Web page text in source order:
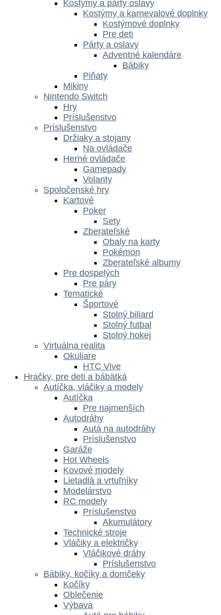
Kostýmy a párty oslavy
Kostýmy a karnevalové doplnky
Kostýmové doplnky
Pre deti
Párty a oslavy
Adventné kalendáre
Bábiky
Piňaty
Mikiny
Nintendo Switch
Hry
Príslušenstvo
Príslušenstvo
Držiaky a stojany
Na ovládače
Herné ovládače
Gamepady
Volanty
Spoločenské hry
Kartové
Poker
Sety
Zberateľské
Obaly na karty
Pokémon
Zberateľské albumy
Pre dospelých
Pre páry
Tematické
Športové
Stolný biliard
Stolný futbal
Stolný hokej
Virtuálna realita
Okuliare
HTC Vive
Hračky, pre deti a bábätká
Autíčka, vláčiky a modely
Autíčka
Pre najmenších
Autodráhy
Autá na autodráhy
Príslušenstvo
Garáže
Hot Wheels
Kovové modely
Lietadlá a vrtuľníky
Modelárstvo
RC modely
Príslušenstvo
Akumulátory
Technické stroje
Vláčiky a električky
Vláčikové dráhy
Príslušenstvo
Bábiky, kočíky a domčeky
Kočíky
Oblečenie
Výbava